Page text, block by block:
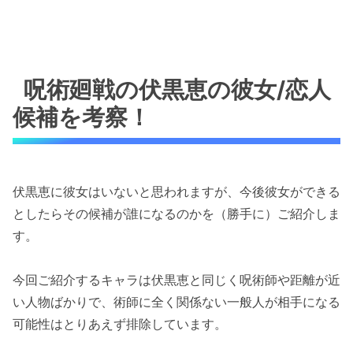
呪術廻戦の伏黒恵の彼女/恋人
候補を考察！
伏黒恵に彼女はいないと思われますが、今後彼女ができる
としたらその候補が誰になるのかを（勝手に）ご紹介しま
す。
今回ご紹介するキャラは伏黒恵と同じく呪術師や距離が近
い人物ばかりで、術師に全く関係ない一般人が相手になる
可能性はとりあえず排除しています。